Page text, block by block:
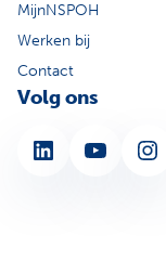
MijnNSPOH
Werken bij
Contact
Volg ons
LinkedIn YouTube Instagram